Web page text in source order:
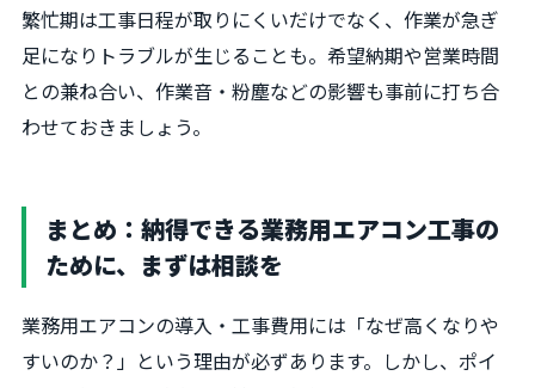
繁忙期は工事日程が取りにくいだけでなく、作業が急ぎ
足になりトラブルが生じることも。希望納期や営業時間
との兼ね合い、作業音・粉塵などの影響も事前に打ち合
わせておきましょう。
まとめ：納得できる業務用エアコン工事の
ために、まずは相談を
業務用エアコンの導入・工事費用には「なぜ高くなりや
すいのか？」という理由が必ずあります。しかし、ポイ